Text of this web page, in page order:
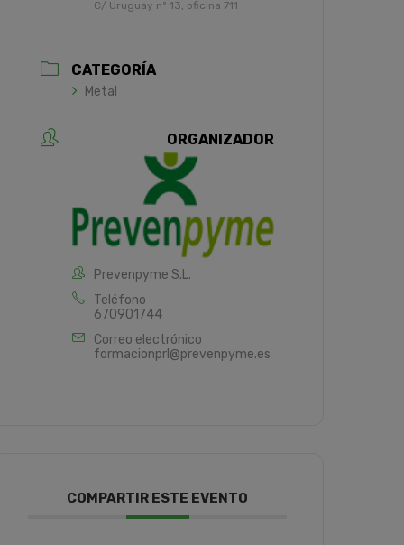
C/ Uruguay nº 13, oficina 711
CATEGORÍA
Metal
ORGANIZADOR
Prevenpyme S.L.
Teléfono
670901744
Correo electrónico
formacionprl@prevenpyme.es
COMPARTIR ESTE EVENTO